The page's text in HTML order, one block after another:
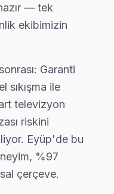
yaşlı ailelerin ve
genç nüfusun yoğun
Sorunları 2025
tamir fiyatları,
: 32" boyutundaki bir
— tek
ekibimizin
Garanti
sıkışma ile
televizyon
riskini
Eyüp'de bu
%97
çerçeve.